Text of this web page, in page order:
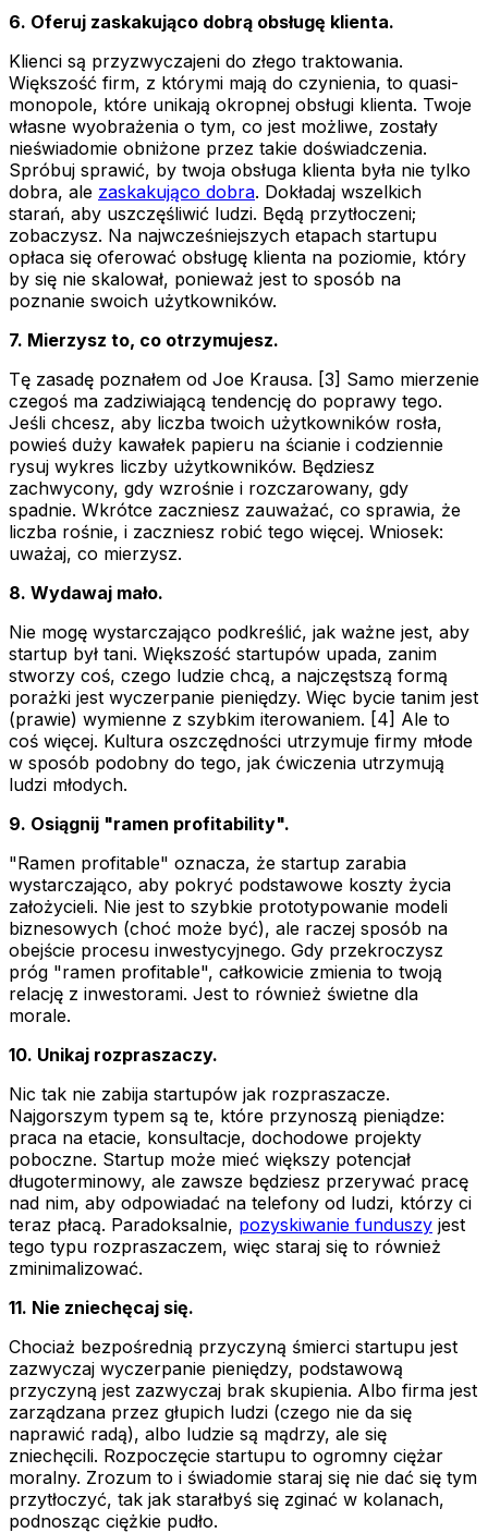
6. Oferuj zaskakująco dobrą obsługę klienta.
Klienci są przyzwyczajeni do złego traktowania.
Większość firm, z którymi mają do czynienia, to quasi-
monopole, które unikają okropnej obsługi klienta. Twoje
własne wyobrażenia o tym, co jest możliwe, zostały
nieświadomie obniżone przez takie doświadczenia.
Spróbuj sprawić, by twoja obsługa klienta była nie tylko
dobra, ale zaskakująco dobra. Dokładaj wszelkich
starań, aby uszczęśliwić ludzi. Będą przytłoczeni;
zobaczysz. Na najwcześniejszych etapach startupu
opłaca się oferować obsługę klienta na poziomie, który
by się nie skalował, ponieważ jest to sposób na
poznanie swoich użytkowników.
7. Mierzysz to, co otrzymujesz.
Tę zasadę poznałem od Joe Krausa. [3] Samo mierzenie
czegoś ma zadziwiającą tendencję do poprawy tego.
Jeśli chcesz, aby liczba twoich użytkowników rosła,
powieś duży kawałek papieru na ścianie i codziennie
rysuj wykres liczby użytkowników. Będziesz
zachwycony, gdy wzrośnie i rozczarowany, gdy
spadnie. Wkrótce zaczniesz zauważać, co sprawia, że
liczba rośnie, i zaczniesz robić tego więcej. Wniosek:
uważaj, co mierzysz.
8. Wydawaj mało.
Nie mogę wystarczająco podkreślić, jak ważne jest, aby
startup był tani. Większość startupów upada, zanim
stworzy coś, czego ludzie chcą, a najczęstszą formą
porażki jest wyczerpanie pieniędzy. Więc bycie tanim jest
(prawie) wymienne z szybkim iterowaniem. [4] Ale to
coś więcej. Kultura oszczędności utrzymuje firmy młode
w sposób podobny do tego, jak ćwiczenia utrzymują
ludzi młodych.
9. Osiągnij "ramen profitability".
"Ramen profitable" oznacza, że startup zarabia
wystarczająco, aby pokryć podstawowe koszty życia
założycieli. Nie jest to szybkie prototypowanie modeli
biznesowych (choć może być), ale raczej sposób na
obejście procesu inwestycyjnego. Gdy przekroczysz
próg "ramen profitable", całkowicie zmienia to twoją
relację z inwestorami. Jest to również świetne dla
morale.
10. Unikaj rozpraszaczy.
Nic tak nie zabija startupów jak rozpraszacze.
Najgorszym typem są te, które przynoszą pieniądze:
praca na etacie, konsultacje, dochodowe projekty
poboczne. Startup może mieć większy potencjał
długoterminowy, ale zawsze będziesz przerywać pracę
nad nim, aby odpowiadać na telefony od ludzi, którzy ci
teraz płacą. Paradoksalnie, pozyskiwanie funduszy jest
tego typu rozpraszaczem, więc staraj się to również
zminimalizować.
11. Nie zniechęcaj się.
Chociaż bezpośrednią przyczyną śmierci startupu jest
zazwyczaj wyczerpanie pieniędzy, podstawową
przyczyną jest zazwyczaj brak skupienia. Albo firma jest
zarządzana przez głupich ludzi (czego nie da się
naprawić radą), albo ludzie są mądrzy, ale się
zniechęcili. Rozpoczęcie startupu to ogromny ciężar
moralny. Zrozum to i świadomie staraj się nie dać się tym
przytłoczyć, tak jak starałbyś się zginać w kolanach,
podnosząc ciężkie pudło.